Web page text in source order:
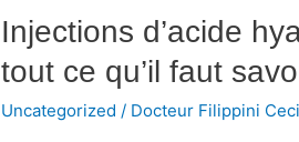
Injections d’acide
tout ce qu’il faut
Uncategorized / Docteur Filippini
hyaluronique
pour
les
lèvres